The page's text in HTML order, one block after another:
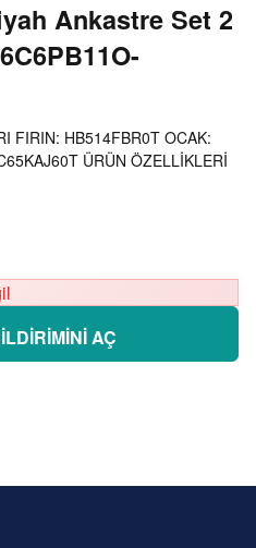
Ankastre Set 2
FIRIN: HB514FBR0T OCAK:
ÜRÜN ÖZELLİKLERİ
AÇ